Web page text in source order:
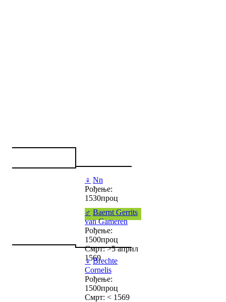
♀ Nn
Рођење:
1530проц
♂ Baernt Gerrits
van Gameren
Рођење:
1500проц
Смрт: >5 април
1569
♀ Brechte
Cornelis
Рођење:
1500проц
Смрт: < 1569